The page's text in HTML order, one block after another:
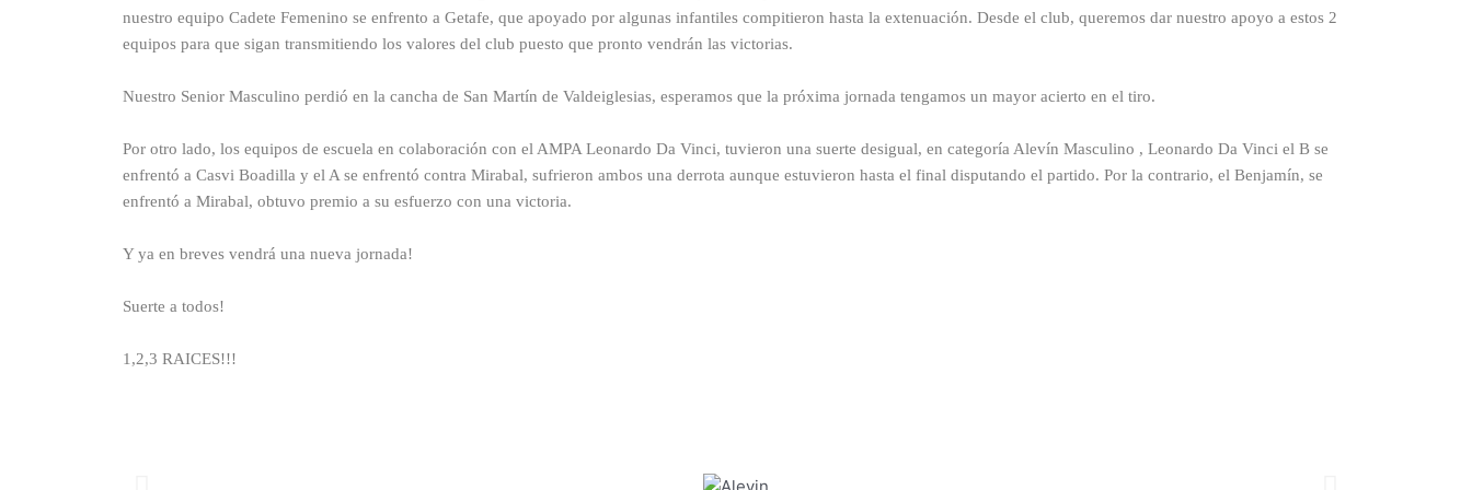
nuestro equipo Cadete Femenino se enfrento a Getafe, que apoyado por algunas infantiles compitieron hasta la extenuación. Desde el club, queremos dar nuestro apoyo a estos 2
equipos para que sigan transmitiendo los valores del club puesto que pronto vendrán las victorias.
Nuestro Senior Masculino perdió en la cancha de San Martín de Valdeiglesias, esperamos que la próxima jornada tengamos un mayor acierto en el tiro.
Por otro lado, los equipos de escuela en colaboración con el AMPA Leonardo Da Vinci, tuvieron una suerte desigual, en categoría Alevín Masculino , Leonardo Da Vinci el B se
enfrentó a Casvi Boadilla y el A se enfrentó contra Mirabal, sufrieron ambos una derrota aunque estuvieron hasta el final disputando el partido. Por la contrario, el Benjamín, se
enfrentó a Mirabal, obtuvo premio a su esfuerzo con una victoria.
Y ya en breves vendrá una nueva jornada!
Suerte a todos!
1,2,3 RAICES!!!